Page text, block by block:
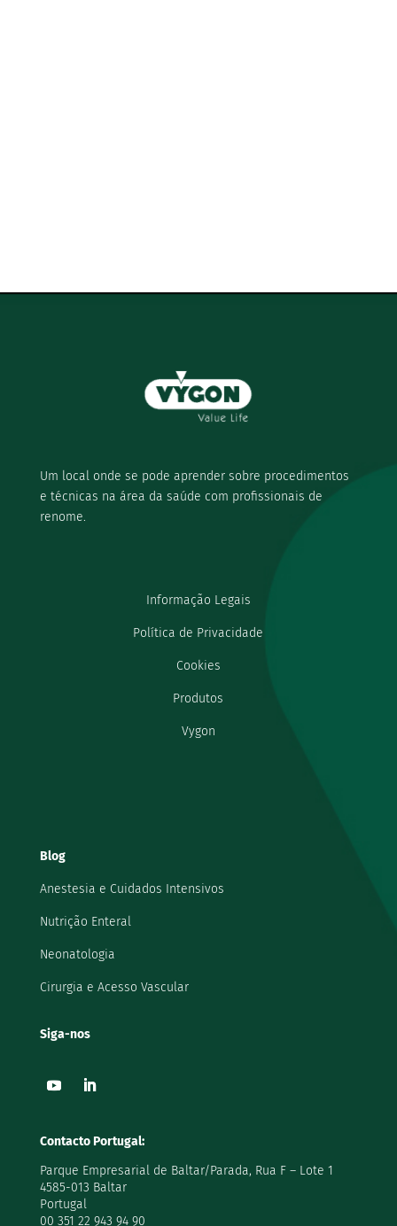
Um local onde se pode aprender sobre procedimentos
e técnicas na área da saúde com profissionais de
renome.
Informação Legais
Política de Privacidade
Cookies
Produtos
Vygon
Blog
Anestesia e Cuidados Intensivos
Nutrição Enteral
Neonatologia
Cirurgia e Acesso Vascular
Siga-nos
Contacto Portugal:
Parque Empresarial de Baltar/Parada, Rua F – Lote 1
4585-013 Baltar
Portugal
00 351 22 943 94 90